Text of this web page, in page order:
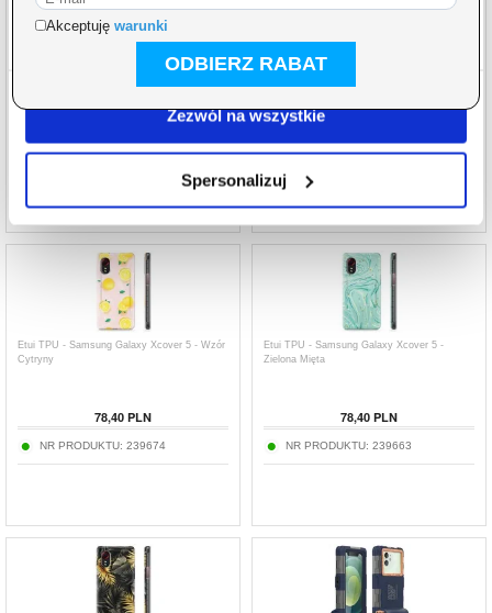
otrzymanymi od Ciebie lub uzyskanymi podczas
korzystania z ich usług.
Zezwól na wszystkie
Spersonalizuj
NR PRODUKTU:239668
Awokado
NR PRODUKTU:239681
Etui TPU - Samsung Galaxy Xcover 5 - Wzór
Cytryny
78,40 PLN
NR PRODUKTU: 239674
Etui TPU - Samsung Galaxy Xcover 5 -
Zielona Mięta
78,40 PLN
NR PRODUKTU: 239663